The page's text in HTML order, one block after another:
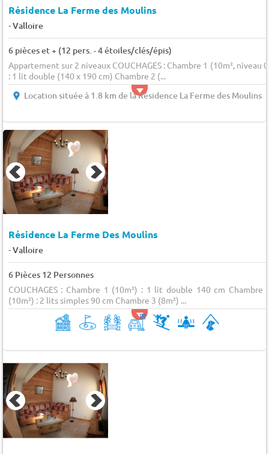
Résidence La Ferme des Moulins
-Valloire
6 pièces et + (12 pers. - 4 étoiles/clés/épis)
Appartement sur 2 niveaux COUCHAGES : Chambre 1 (10m², niveau
: 1 lit double (140 x 190 cm) Chambre 2 (...
Location située à 1.8 km de la Résidence La Ferme des Moulins
Résidence La Ferme Des Moulins
-Valloire
6 Pièces 12 Personnes
COUCHAGES : Chambre 1 (10m²) : 1 lit double 140 cm Chambre
(10m²) : 2 lits simples 90 cm Chambre 3 (8m²) ...